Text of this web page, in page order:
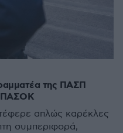
της ΠΑΣΠ
ΠΑΣΟΚ
απλώς καρέκλες
συμπεριφορά,